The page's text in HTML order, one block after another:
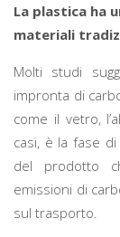
La plastica ha
materiali
Molti studi
impronta di
come il vetro,
casi, è la fase
del prodotto
emissioni di
sul trasporto.